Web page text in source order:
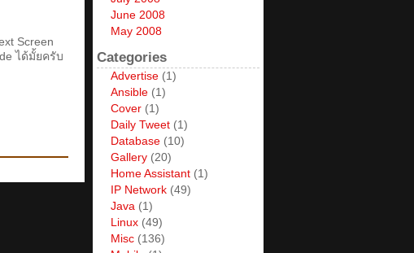
Screen
ได้มั้ยครับ
June 2008
May 2008
Categories
Advertise (1)
Ansible (1)
Cover (1)
Daily Tweet (1)
Database (10)
Gallery (20)
Home Assistant (1)
IP Network (49)
Java (1)
Linux (49)
Misc (136)